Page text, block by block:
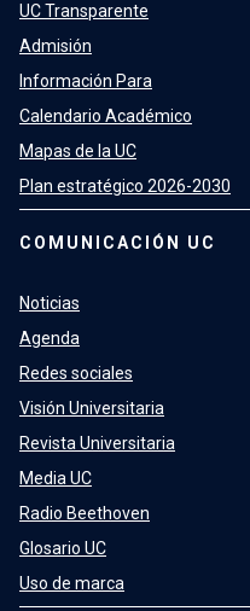
UC Transparente
Admisión
Información Para
Calendario Académico
Mapas de la UC
Plan estratégico 2026-2030
COMUNICACIÓN UC
Noticias
Agenda
Redes sociales
Visión Universitaria
Revista Universitaria
Media UC
Radio Beethoven
Glosario UC
Uso de marca